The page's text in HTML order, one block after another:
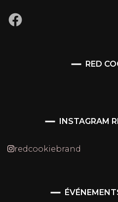
Facebook
RED
INSTAGRAM
redcookiebrand